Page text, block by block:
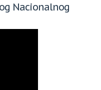
Nacionalnog